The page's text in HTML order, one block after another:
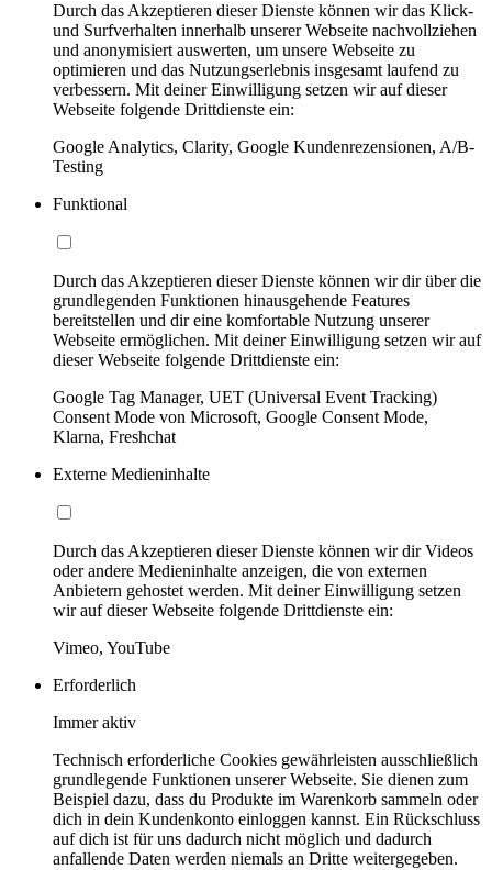
Durch das Akzeptieren dieser Dienste können wir das Klick-
und Surfverhalten innerhalb unserer Webseite nachvollziehen
und anonymisiert auswerten, um unsere Webseite zu
optimieren und das Nutzungserlebnis insgesamt laufend zu
verbessern. Mit deiner Einwilligung setzen wir auf dieser
Webseite folgende Drittdienste ein:
Google Analytics, Clarity, Google Kundenrezensionen, A/B-
Testing
Funktional
Durch das Akzeptieren dieser Dienste können wir dir über die
grundlegenden Funktionen hinausgehende Features
bereitstellen und dir eine komfortable Nutzung unserer
Webseite ermöglichen. Mit deiner Einwilligung setzen wir auf
dieser Webseite folgende Drittdienste ein:
Google Tag Manager, UET (Universal Event Tracking)
Consent Mode von Microsoft, Google Consent Mode,
Klarna, Freshchat
Externe Medieninhalte
Durch das Akzeptieren dieser Dienste können wir dir Videos
oder andere Medieninhalte anzeigen, die von externen
Anbietern gehostet werden. Mit deiner Einwilligung setzen
wir auf dieser Webseite folgende Drittdienste ein:
Vimeo, YouTube
Erforderlich
Immer aktiv
Technisch erforderliche Cookies gewährleisten ausschließlich
grundlegende Funktionen unserer Webseite. Sie dienen zum
Beispiel dazu, dass du Produkte im Warenkorb sammeln oder
dich in dein Kundenkonto einloggen kannst. Ein Rückschluss
auf dich ist für uns dadurch nicht möglich und dadurch
anfallende Daten werden niemals an Dritte weitergegeben.